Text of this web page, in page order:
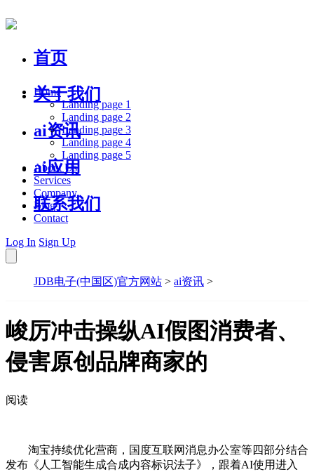
首页
关于我们
ai资讯
ai应用
联系我们
Home
Landing page 1
Landing page 2
Landing page 3
Landing page 4
Landing page 5
About Us
Services
Company
Blog
Contact
Log In Sign Up
JDB电子(中国区)官方网站 > ai资讯 >
峻厉冲击操纵AI假图消费者、
侵害原创品牌商家的
阅读
淘宝持续优化营商，国度互联网消息办公室等四部分结合
发布《人工智能生成合成内容标识法子》，跟着AI使用进入